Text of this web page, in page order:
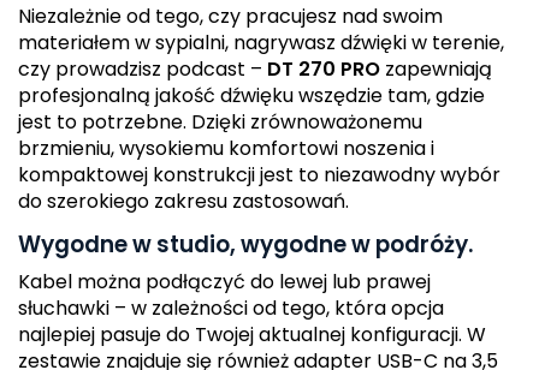
Niezależnie od tego, czy pracujesz nad swoim
materiałem w sypialni, nagrywasz dźwięki w terenie,
czy prowadzisz podcast – DT 270 PRO zapewniają
profesjonalną jakość dźwięku wszędzie tam, gdzie
jest to potrzebne. Dzięki zrównoważonemu
brzmieniu, wysokiemu komfortowi noszenia i
kompaktowej konstrukcji jest to niezawodny wybór
do szerokiego zakresu zastosowań.
Wygodne w studio, wygodne w podróży.
Kabel można podłączyć do lewej lub prawej
słuchawki – w zależności od tego, która opcja
najlepiej pasuje do Twojej aktualnej konfiguracji. W
zestawie znajduje się również adapter USB-C na 3,5